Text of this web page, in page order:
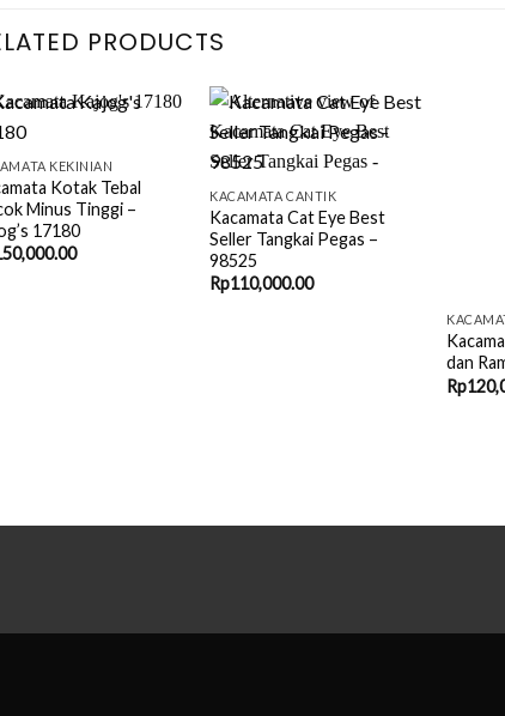
PRODUCTS
+
KEKINIAN
Kotak Tebal
Minus Tinggi –
17180
+
KACAMATA CANTIK
Kacamata Cat Eye Best
Seller Tangkai Pegas –
98525
Rp110,000.00